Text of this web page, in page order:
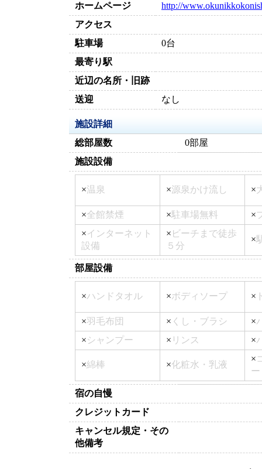
ホームページ
http://
アクセス
駐車場
0台
最寄り駅
近辺の名所・旧跡
送迎
なし
施設詳細
総部屋数
0部屋
施設設備
×温泉 ×源泉かけ流し ×
×全館禁煙 ×駐車場無料 ×
×インターネット
設備
× ビーチまで徒歩
５分
×
部屋設備
×ハンドタオル ×ボディソープ ×
×羽毛布団 × くし・ブラシ ×
×シャンプー × リンス ×
×綿棒 ×化粧水・乳液
×
ー
宿の自慢
クレジットカード
キャンセル規定・その
他備考